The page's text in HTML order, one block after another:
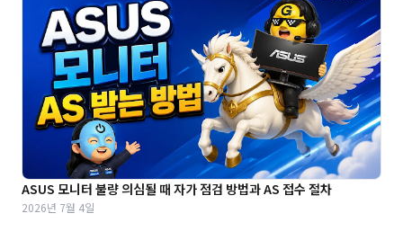
ASUS 모니터 불량 의심될 때 자가 점검 방법과 AS 접수 절차
2026년 7월 4일